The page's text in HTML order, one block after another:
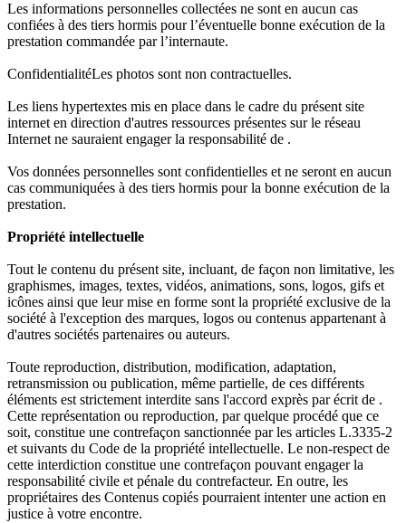
Les informations personnelles collectées ne sont en aucun cas
confiées à des tiers hormis pour l’éventuelle bonne exécution de la
prestation commandée par l’internaute.
ConfidentialitéLes photos sont non contractuelles.
Les liens hypertextes mis en place dans le cadre du présent site
internet en direction d'autres ressources présentes sur le réseau
Internet ne sauraient engager la responsabilité de .
Vos données personnelles sont confidentielles et ne seront en aucun
cas communiquées à des tiers hormis pour la bonne exécution de la
prestation.
Propriété intellectuelle
Tout le contenu du présent site, incluant, de façon non limitative, les
graphismes, images, textes, vidéos, animations, sons, logos, gifs et
icônes ainsi que leur mise en forme sont la propriété exclusive de la
société à l'exception des marques, logos ou contenus appartenant à
d'autres sociétés partenaires ou auteurs.
Toute reproduction, distribution, modification, adaptation,
retransmission ou publication, même partielle, de ces différents
éléments est strictement interdite sans l'accord exprès par écrit de .
Cette représentation ou reproduction, par quelque procédé que ce
soit, constitue une contrefaçon sanctionnée par les articles L.3335-2
et suivants du Code de la propriété intellectuelle. Le non-respect de
cette interdiction constitue une contrefaçon pouvant engager la
responsabilité civile et pénale du contrefacteur. En outre, les
propriétaires des Contenus copiés pourraient intenter une action en
justice à votre encontre.